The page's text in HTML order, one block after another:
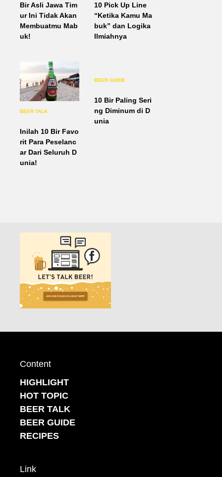
Bir Asli Jawa Tim
ur Ini Tidak Akan
Membuatmu Mab
uk!
10 Pick Up Line
“Ketika Kamu Ma
buk” dan Logika
Ilmiahnya
BEER TALK
Inilah 10 Bir Favo
rit Para Peselanc
ar Dari Seluruh D
unia!
BEER GUIDE
10 Bir Paling Seri
ng Diminum di D
unia
Content
HIGHLIGHT
HOT TOPIC
BEER TALK
BEER GUIDE
RECIPES
Link